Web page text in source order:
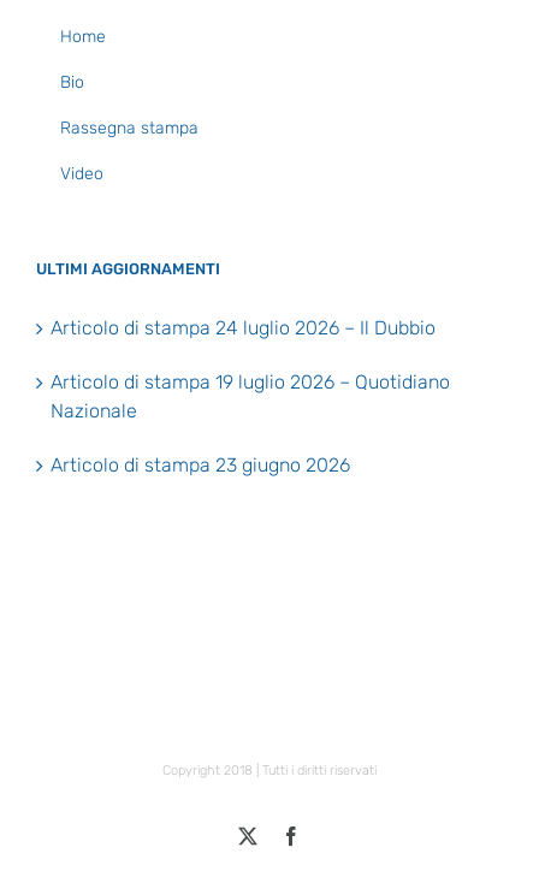
Home
Bio
Rassegna stampa
Video
ULTIMI AGGIORNAMENTI
Articolo di stampa 24 luglio 2026 – Il Dubbio
Articolo di stampa 19 luglio 2026 – Quotidiano
Nazionale
Articolo di stampa 23 giugno 2026
Copyright 2018 | Tutti i diritti riservati